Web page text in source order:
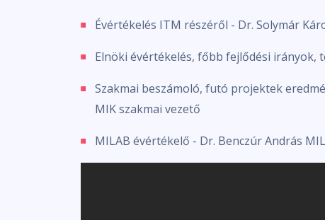
Évértékelés ITM részéről - Dr. Solymár
Elnöki évértékelés, főbb fejlődési irányok,
Szakmai beszámoló, futó projektek
MIK szakmai vezető
MILAB évértékelő - Dr. Benczúr András